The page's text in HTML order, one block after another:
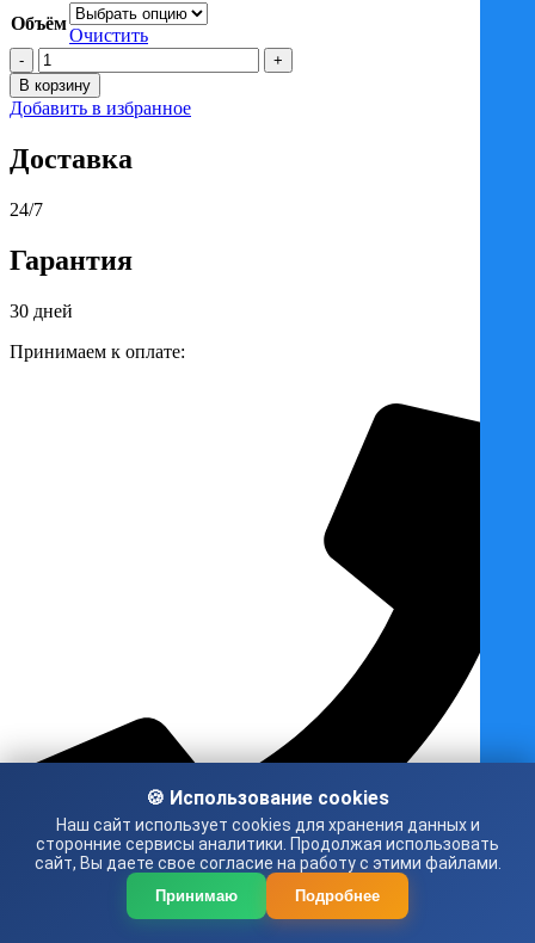
1755 ₽
–
Объём
Очистить
Количество
товара
Лазурь
PINOTEX
БЕЛЫЙ
ПИНОТЕКС
для
древесины
В корзину
Добавить в избранное
Доставка
24/7
Гарантия
30 дней
Принимаем к оплате:
🍪 Использование cookies
Наш сайт использует cookies для хранения данных и
сторонние сервисы аналитики. Продолжая использовать
сайт, Вы даете свое согласие на работу с этими файлами.
Принимаю Подробнее